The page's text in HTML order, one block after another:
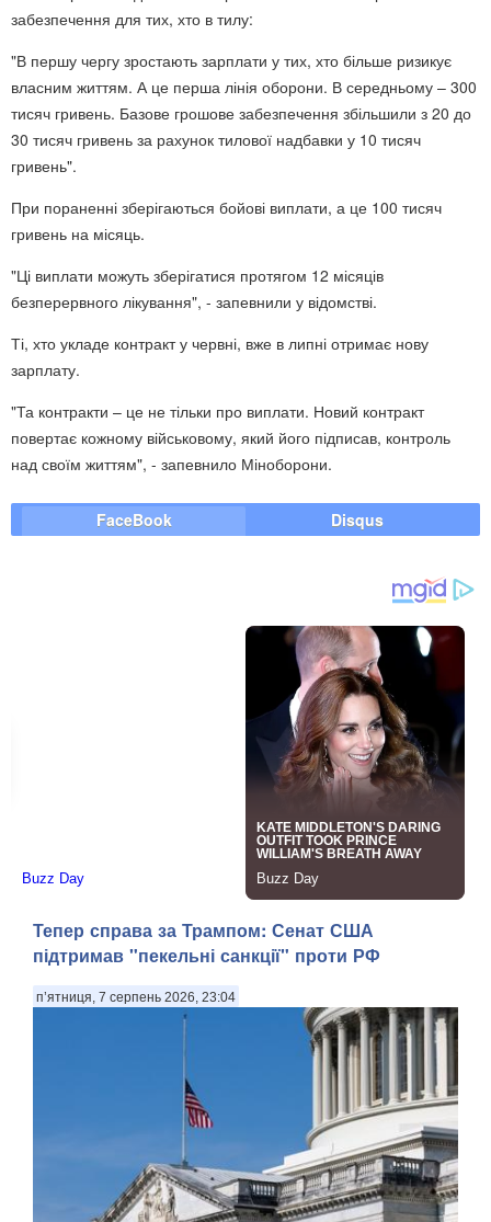
забезпечення для тих, хто в тилу:
"В першу чергу зростають зарплати у тих, хто більше ризикує
власним життям. А це перша лінія оборони. В середньому – 300
тисяч гривень. Базове грошове забезпечення збільшили з 20 до
30 тисяч гривень за рахунок тилової надбавки у 10 тисяч
гривень".
При пораненні зберігаються бойові виплати, а це 100 тисяч
гривень на місяць.
"Ці виплати можуть зберігатися протягом 12 місяців
безперервного лікування", - запевнили у відомстві.
Ті, хто укладе контракт у червні, вже в липні отримає нову
зарплату.
"Та контракти – це не тільки про виплати. Новий контракт
повертає кожному військовому, який його підписав, контроль
над своїм життям", - запевнило Міноборони.
FaceBook Disqus
Тепер справа за Трампом: Сенат США
підтримав "пекельні санкції" проти РФ
п’ятниця, 7 серпень 2026, 23:04